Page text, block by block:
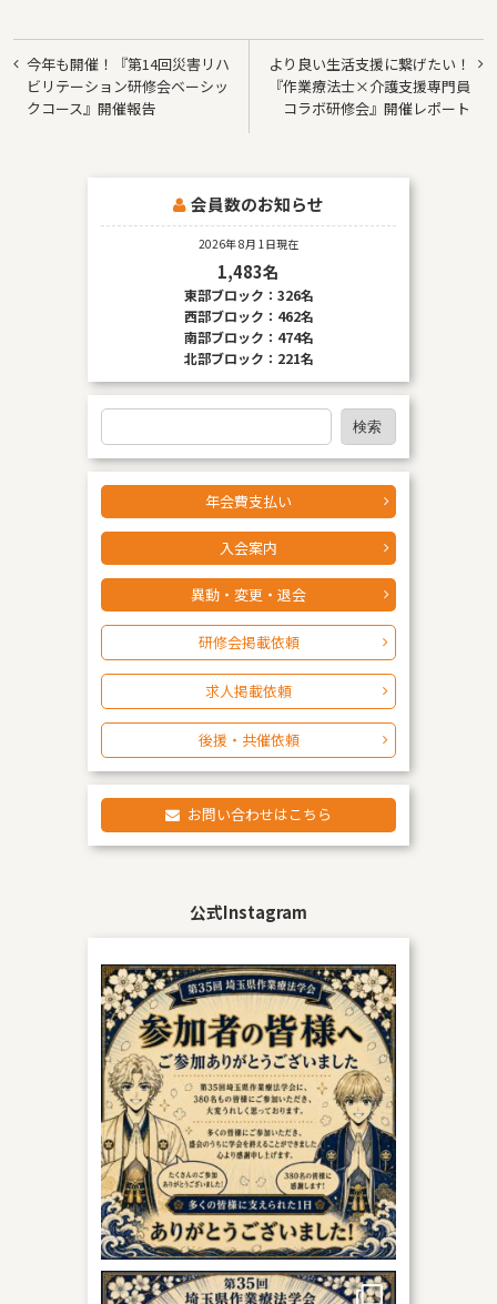
投
稿
ナ
より良い生活支援に繋げたい！
『作業療法士×介護支援専門員
コラボ研修会』開催レポート
今年も開催！『第14回災害リハ
ビリテーション研修会ベーシッ
クコース』開催報告
会員数のお知らせ
2026年 8月 1日現在
1,483名
東部ブロック：326名
西部ブロック：462名
南部ブロック：474名
北部ブロック：221名
検
索
検索
年会費支払い
入会案内
異動・変更・退会
研修会掲載依頼
求人掲載依頼
後援・共催依頼
お問い合わせはこちら
公式Instagram